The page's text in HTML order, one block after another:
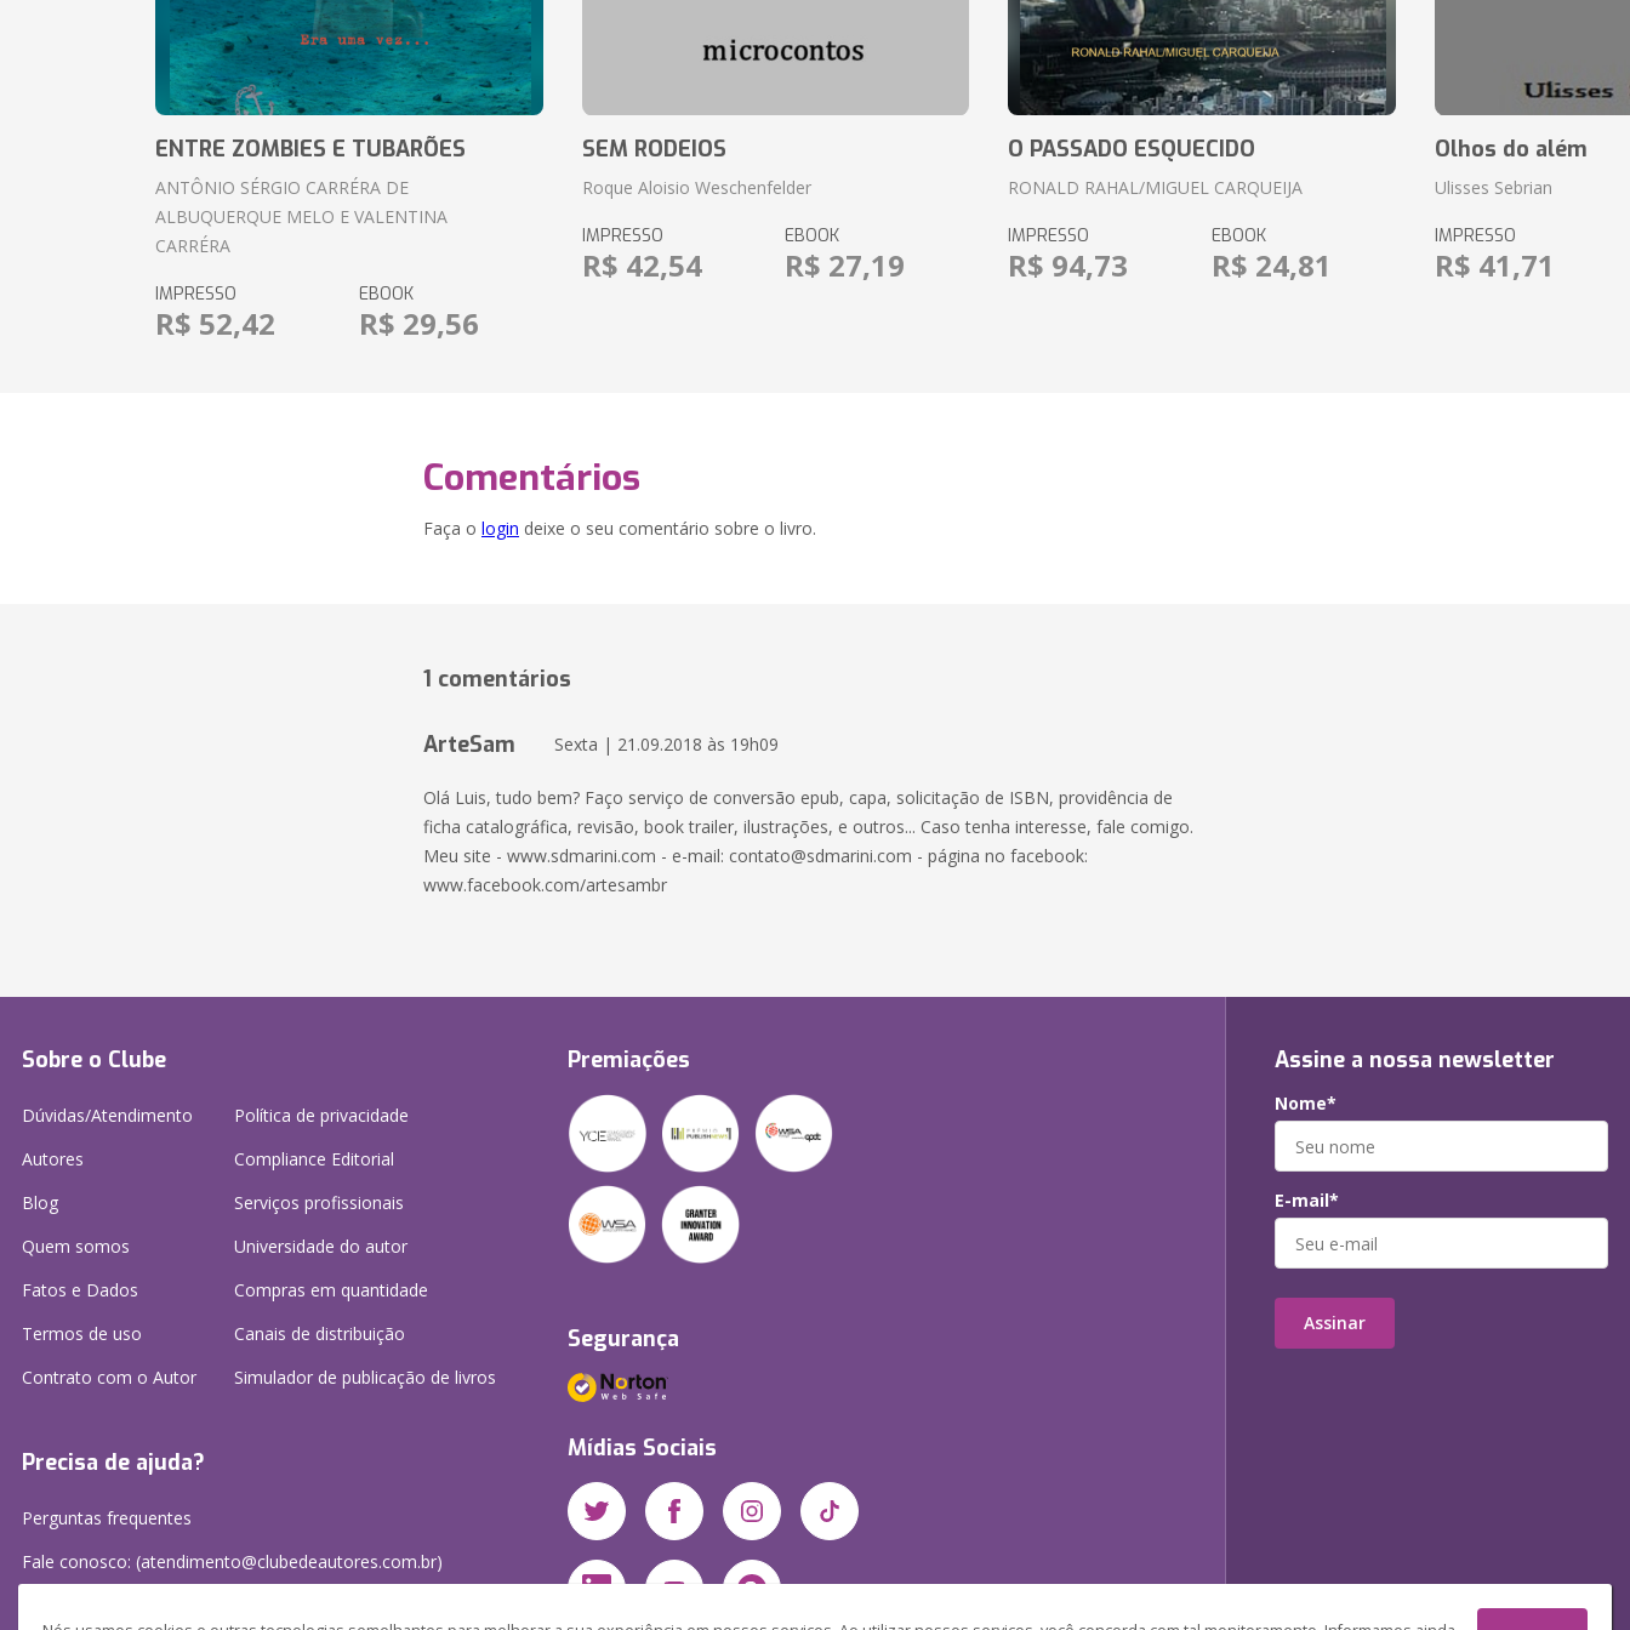
ENTRE ZOMBIES E TUBARÕES
ANTÔNIO SÉRGIO CARRÉRA DE
ALBUQUERQUE MELO E VALENTINA
CARRÉRA
IMPRESSO
R$ 52,42
EBOOK
R$ 29,56
SEM RODEIOS
Roque Aloisio Weschenfelder
IMPRESSO
R$ 42,54
EBOOK
R$ 27,19
O PASSADO ESQUECIDO
RONALD RAHAL/MIGUEL CARQUEIJA
IMPRESSO
R$ 94,73
EBOOK
R$ 24,81
Olhos do além
Ulisses Sebrian
IMPRESSO
R$ 41,71
Comentários
Faça o login deixe o seu comentário sobre o livro.
1 comentários
ArteSam Sexta | 21.09.2018 às 19h09
Olá Luis, tudo bem? Faço serviço de conversão epub, capa, solicitação de ISBN, providência de
ficha catalográfica, revisão, book trailer, ilustrações, e outros... Caso tenha interesse, fale comigo.
Meu site - www.sdmarini.com - e-mail: contato@sdmarini.com - página no facebook:
www.facebook.com/artesambr
Sobre o Clube
Dúvidas/Atendimento
Autores
Blog
Quem somos
Fatos e Dados
Termos de uso
Contrato com o Autor
Política de privacidade
Compliance Editorial
Serviços profissionais
Universidade do autor
Compras em quantidade
Canais de distribuição
Simulador de publicação de livros
Precisa de ajuda?
Perguntas frequentes
Fale conosco: (atendimento@clubedeautores.com.br)
Premiações
Segurança
Mídias Sociais
Assine a nossa newsletter
Nome*
E-mail*
Assinar